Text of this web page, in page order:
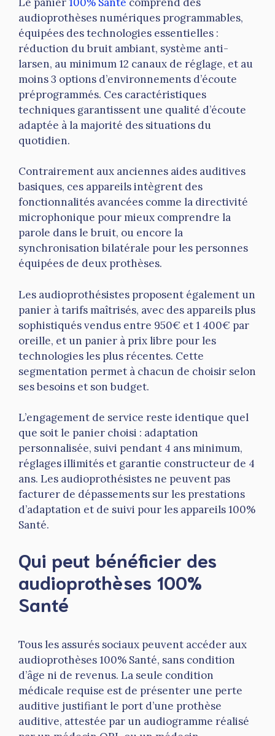
audioprothèses numériques programmables,
équipées des technologies essentielles :
réduction du bruit ambiant, système anti-
larsen, au minimum 12 canaux de réglage, et au
moins 3 options d’environnements d’écoute
préprogrammés. Ces caractéristiques
techniques garantissent une qualité d’écoute
adaptée à la majorité des situations du
quotidien.
Contrairement aux anciennes aides auditives
basiques, ces appareils intègrent des
fonctionnalités avancées comme la directivité
microphonique pour mieux comprendre la
parole dans le bruit, ou encore la
synchronisation bilatérale pour les personnes
équipées de deux prothèses.
Les audioprothésistes proposent également un
panier à tarifs maîtrisés, avec des appareils plus
sophistiqués vendus entre 950€ et 1 400€ par
oreille, et un panier à prix libre pour les
technologies les plus récentes. Cette
segmentation permet à chacun de choisir selon
ses besoins et son budget.
L’engagement de service reste identique quel
que soit le panier choisi : adaptation
personnalisée, suivi pendant 4 ans minimum,
réglages illimités et garantie constructeur de 4
ans. Les audioprothésistes ne peuvent pas
facturer de dépassements sur les prestations
d’adaptation et de suivi pour les appareils 100%
Santé.
Qui peut bénéficier des
audioprothèses 100%
Santé
Tous les assurés sociaux peuvent accéder aux
audioprothèses 100% Santé, sans condition
d’âge ni de revenus. La seule condition
médicale requise est de présenter une perte
auditive justifiant le port d’une prothèse
auditive, attestée par un audiogramme réalisé